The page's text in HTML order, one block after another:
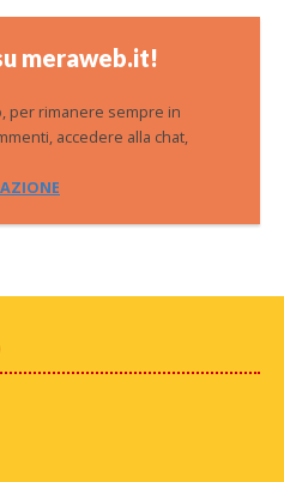
meraweb.it!
per rimanere sempre in
accedere alla chat,